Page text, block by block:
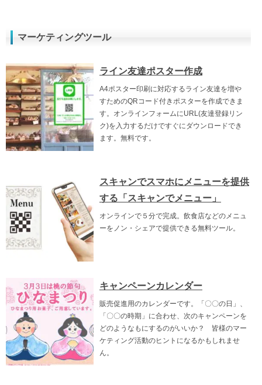
マーケティングツール
ライン友達ポスター作成
A4ポスター印刷に対応するライン友達を増や
すためのQRコード付きポスターを作成できま
す。オンラインフォームにURL(友達登録リン
ク)を入力するだけですぐにダウンロードでき
ます。無料です。
スキャンでスマホにメニューを提供
する「スキャンでメニュー」
オンラインで５分で完成。飲食店などのメニュ
ーをノン・シェアで提供できる無料ツール。
キャンペーンカレンダー
販売促進用のカレンダーです。「〇〇の日」、
「〇〇の時期」に合わせ、次のキャンペーンを
どのようなもにするのがいいか？ 皆様のマー
ケティング活動のヒントになるかもしれませ
ん。